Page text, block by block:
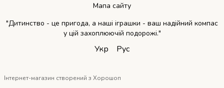
Мапа сайту
"Дитинство - це пригода, а наші іграшки - ваш надійний компас
у цій захоплюючій подорожі."
Укр Рус
Інтернет-магазин створений з Хорошоп